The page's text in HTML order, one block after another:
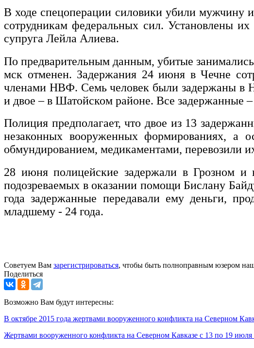
В ходе спецоперации силовики убили
сотрудникам федеральных сил. Установлены
супруга Лейла Алиева.
По предварительным данным, убитые
мск отменен. Задержания 24 июня в Чечне
членами НВФ. Семь человек были задержаны в
и двое – в Шатойском районе. Все задержанные
Полиция предполагает, что двое из 13
незаконных вооруженных формированиях, а
обмундированием, медикаментами, перевозили
28 июня полицейские задержали в Грозном
подозреваемых в оказании помощи Бислану
года задержанные передавали ему деньги,
младшему - 24 года.
Советуем Вам зарегистрироваться, чтобы быть полноправным юзером
Поделиться
Возможно Вам будут интересны:
В октябре 2015 года жертвами вооруженного конфликта на Северном
Жертвами вооруженного конфликта на Северном Кавказе с 13 по 19